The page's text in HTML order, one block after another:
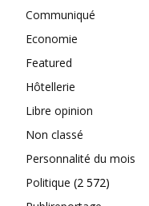
Communiqué
Economie
Featured
Hôtellerie
Libre opinion
Non classé
Personnalité du mois
Politique (2 572)